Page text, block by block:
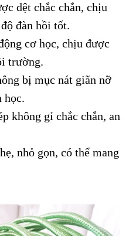
dệt chắc chắn, chịu
đàn hồi tốt.
cơ học, chịu được
trường.
bị mục nát giãn nỡ
học.
không gỉ chắc chắn, an
nhỏ gọn, có thể mang